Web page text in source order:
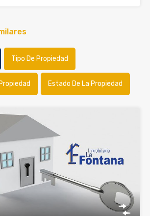
Tipo De Propiedad
Estado De La Propiedad